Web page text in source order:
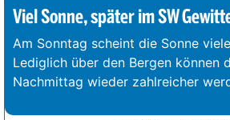
Viel Sonne, später im SW
Am Sonntag scheint die Sonne
Lediglich über den Bergen können
Nachmittag wieder zahlreicher